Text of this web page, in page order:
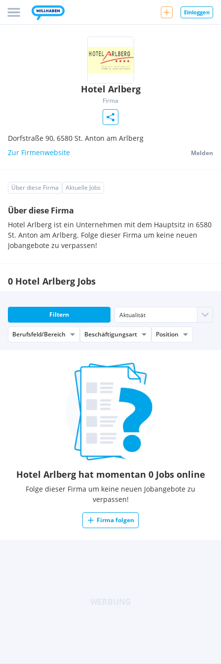
Einloggen
Hotel Arlberg
Firma
Dorfstraße 90, 6580 St. Anton am Arlberg
Zur Firmenwebsite
Melden
Über diese Firma Aktuelle Jobs
Über diese Firma
Hotel Arlberg ist ein Unternehmen mit dem Hauptsitz in 6580
St. Anton am Arlberg. Folge dieser Firma um keine neuen
Jobangebote zu verpassen!
0 Hotel Arlberg Jobs
Filtern
Berufsfeld/Bereich Beschäftigungsart Position
Hotel Arlberg hat momentan 0 Jobs online
Folge dieser Firma um keine neuen Jobangebote zu
verpassen!
Firma folgen